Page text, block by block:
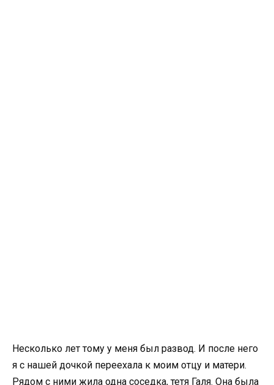
Несколько лет тому у меня был развод. И после него
я с нашей дочкой переехала к моим отцу и матери.
Рядом с ними жила одна соседка, тетя Галя. Она была